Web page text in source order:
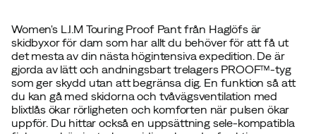
Women's L.I.M Touring Proof Pant från Haglöfs är
skidbyxor för dam som har allt du behöver för att få ut
det mesta av din nästa högintensiva expedition. De är
gjorda av lätt och andningsbart trelagers PROOF™-tyg
som ger skydd utan att begränsa dig. En funktion så att
du kan gå med skidorna och tvåvägsventilation med
blixtlås ökar rörligheten och komforten när pulsen ökar
uppför. Du hittar också en uppsättning sele-kompatibla